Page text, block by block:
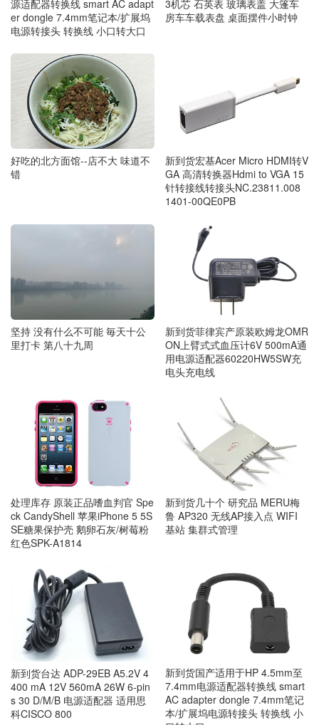
源适配器转换线 smart AC adapt
er dongle 7.4mm笔记本/扩展坞
电源转接头 转换线 小口转大口
3机芯 石英表 玻璃表盖 大篷车
房车车载表盘 桌面摆件小时钟
好吃的北方面馆--店不大 味道不
错
新到货宏基Acer Micro HDMI转V
GA 高清转换器Hdmi to VGA 15
针转接线转接头NC.23811.008
1401-00QE0PB
坚持 没有什么不可能 毎天十公
里打卡 第八十九周
新到货菲律宾产原装欧姆龙OMR
ON上臂式式血压计6V 500mA通
用电源适配器60220HW5SW充
电头充电线
处理库存 原装正品嗜血判官 Spe
ck CandyShell 苹果iPhone 5 5S
SE糖果保护壳 鹅卵石灰/树莓粉
红色SPK-A1814
新到货几十个 研究品 MERU梅
鲁 AP320 无线AP接入点 WIFI
基站 集群式管理
新到货台达 ADP-29EB A5.2V 4
400 mA 12V 560mA 26W 6-pin
s 30 D/M/B 电源适配器 适用思
科CISCO 800
新到货国产适用于HP 4.5mm至
7.4mm电源适配器转换线 smart
AC adapter dongle 7.4mm笔记
本/扩展坞电源转接头 转换线 小